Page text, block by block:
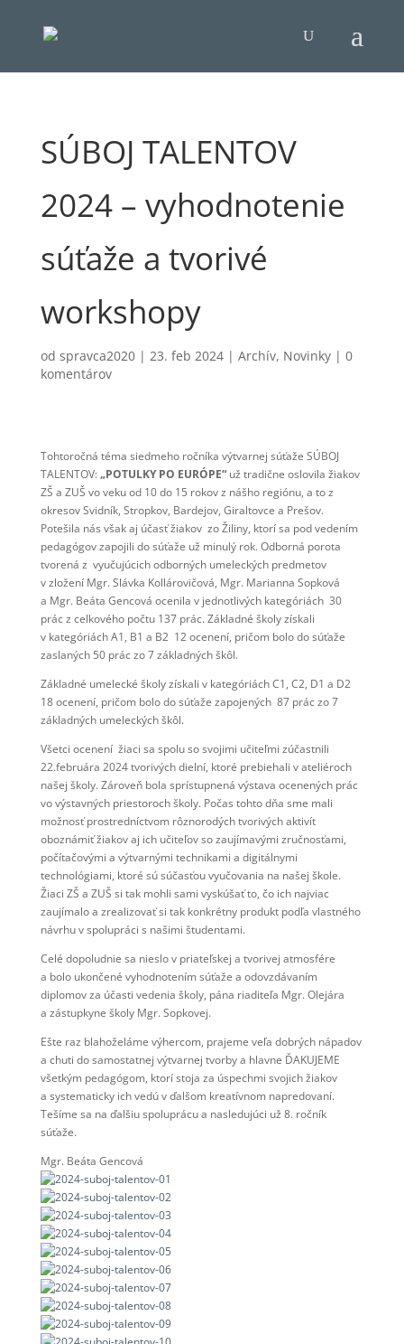
SÚBOJ TALENTOV
2024 – vyhodnotenie
súťaže a tvorivé
workshopy
od spravca2020| 23. feb 2024| Archív, Novinky| 0
komentárov
Tohtoročná téma siedmeho ročníka výtvarnej súťaže SÚBOJ
TALENTOV:„POTULKY PO EURÓPE“už tradične oslovila žiakov
ZŠ a ZUŠ vo veku od 10 do 15 rokov z nášho regiónu, a to z
okresov Svidník, Stropkov, Bardejov, Giraltovce a Prešov.
Potešila nás však aj účasť žiakov zo Žiliny, ktorí sa pod vedením
pedagógov zapojili do súťaže už minulý rok. Odborná porota
tvorená z vyučujúcich odborných umeleckých predmetov
v zložení Mgr. Slávka Kollárovičová, Mgr. Marianna Sopková
a Mgr. Beáta Gencová ocenila v jednotlivých kategóriách 30
prác z celkového počtu 137 prác. Základné školy získali
v kategóriách A1, B1 a B2 12 ocenení, pričom bolo do súťaže
zaslaných 50 prác zo 7 základných škôl.
Základné umelecké školy získali v kategóriách C1, C2, D1 a D2
18 ocenení, pričom bolo do súťaže zapojených 87 prác zo 7
základných umeleckých škôl.
Všetci ocenení žiaci sa spolu so svojimi učiteľmi zúčastnili
22.februára 2024 tvorivých dielní, ktoré prebiehali v ateliéroch
našej školy. Zároveň bola sprístupnená výstava ocenených prác
vo výstavných priestoroch školy. Počas tohto dňa sme mali
možnosť prostredníctvom rôznorodých tvorivých aktivít
oboznámiť žiakov aj ich učiteľov so zaujímavými zručnosťami,
počítačovými a výtvarnými technikami a digitálnymi
technológiami, ktoré sú súčasťou vyučovania na našej škole.
Žiaci ZŠ a ZUŠ si tak mohli sami vyskúšať to, čo ich najviac
zaujímalo a zrealizovať si tak konkrétny produkt podľa vlastného
návrhu v spolupráci s našimi študentami.
Celé dopoludnie sa nieslo v priateľskej a tvorivej atmosfére
a bolo ukončené vyhodnotením súťaže a odovzdávaním
diplomov za účasti vedenia školy, pána riaditeľa Mgr. Olejára
a zástupkyne školy Mgr. Sopkovej.
Ešte raz blahoželáme výhercom, prajeme veľa dobrých nápadov
a chuti do samostatnej výtvarnej tvorby a hlavne ĎAKUJEME
všetkým pedagógom, ktorí stoja za úspechmi svojich žiakov
a systematicky ich vedú v ďalšom kreatívnom napredovaní.
Tešíme sa na ďalšiu spoluprácu a nasledujúci už 8. ročník
súťaže.
Mgr. Beáta Gencová